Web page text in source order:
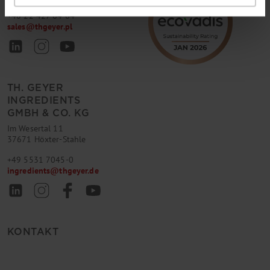
+48 22 427 64 64
sales@thgeyer.pl
TH. GEYER
INGREDIENTS
GMBH & CO. KG
Im Wesertal 11
37671 Höxter-Stahle
+49 5531 7045-0
ingredients@thgeyer.de
KONTAKT